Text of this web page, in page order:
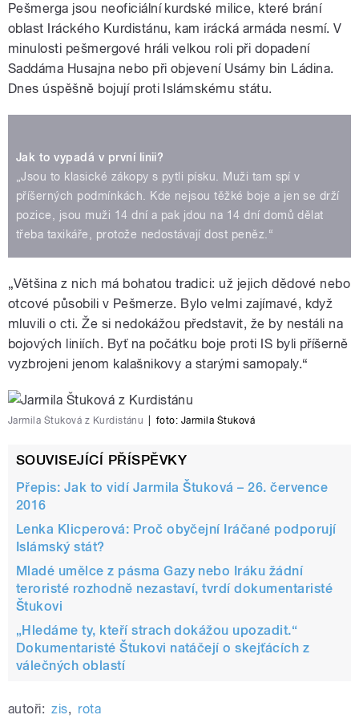
Pešmerga jsou neoficiální kurdské milice, které brání
oblast Iráckého Kurdistánu, kam irácká armáda nesmí. V
minulosti pešmergové hráli velkou roli při dopadení
Saddáma Husajna nebo při objevení Usámy bin Ládina.
Dnes úspěšně bojují proti Islámskému státu.
Jak to vypadá v první linii?
„Jsou to klasické zákopy s pytli písku. Muži tam spí v
příšerných podmínkách. Kde nejsou těžké boje a jen se drží
pozice, jsou muži 14 dní a pak jdou na 14 dní domů dělat
třeba taxikáře, protože nedostávají dost peněz.“
„Většina z nich má bohatou tradici: už jejich dědové nebo
otcové působili v Pešmerze. Bylo velmi zajímavé, když
mluvili o cti. Že si nedokážou představit, že by nestáli na
bojových liniích. Byť na počátku boje proti IS byli příšerně
vyzbrojeni jenom kalašnikovy a starými samopaly.“
Jarmila Štuková z Kurdistánu foto: Jarmila Štuková
SOUVISEJÍCÍ PŘÍSPĚVKY
Přepis: Jak to vidí Jarmila Štuková – 26. července
2016
Lenka Klicperová: Proč obyčejní Iráčané podporují
Islámský stát?
Mladé umělce z pásma Gazy nebo Iráku žádní
teroristé rozhodně nezastaví, tvrdí dokumentaristé
Štukovi
„Hledáme ty, kteří strach dokážou upozadit.“
Dokumentaristé Štukovi natáčejí o skejťácích z
válečných oblastí
autoři: zis, rota